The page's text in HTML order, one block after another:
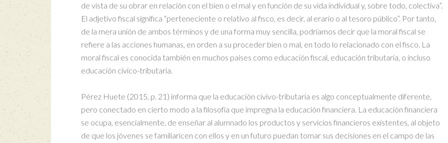
de vista de su obrar en relación con el bien o el mal y en función de su vida individual y, sobre todo, colectiva”.
El adjetivo fiscal significa “perteneciente o relativo al fisco, es decir, al erario o al tesoro público”. Por tanto,
de la mera unión de ambos términos y de una forma muy sencilla, podríamos decir que la moral fiscal se
refiere a las acciones humanas, en orden a su proceder bien o mal, en todo lo relacionado con el fisco. La
moral fiscal es conocida también en muchos países como educación fiscal, educación tributaria, o incluso
educación cívico-tributaria.
Pérez Huete (2015, p. 21) informa que la educación cívivo-tributaria es algo conceptualmente diferente,
pero conectado en cierto modo a la filosofía que impregna la educación financiera. La educación financiera
se ocupa, esencialmente, de enseñar al alumnado los productos y servicios financieros existentes, al objeto
de que los jóvenes se familiaricen con ellos y en un futuro puedan tomar sus decisiones en el campo de las